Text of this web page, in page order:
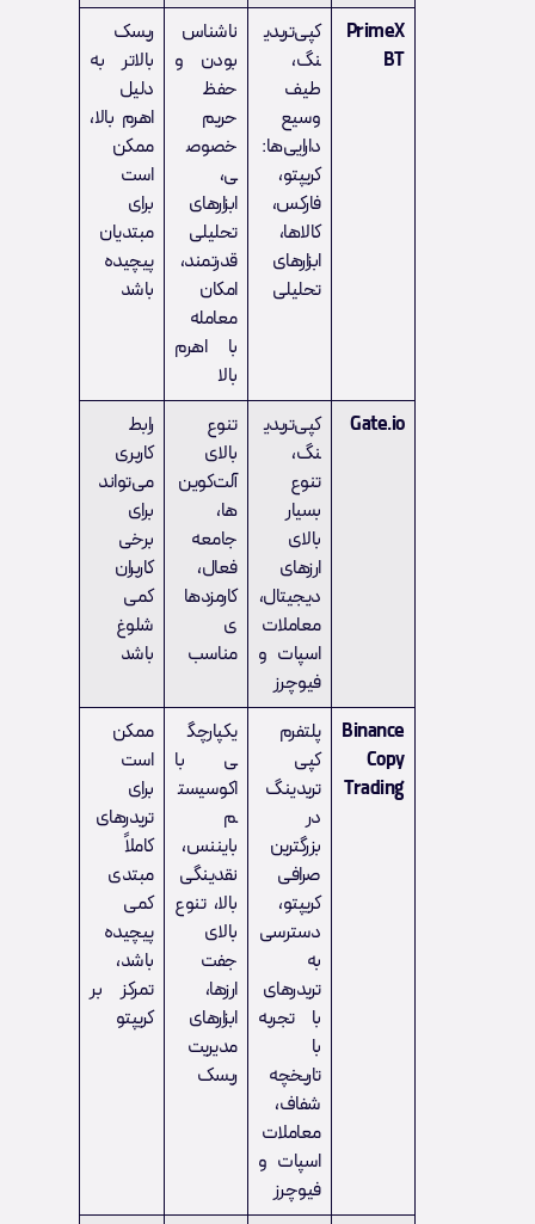
PrimeX
BT
کپی‌تریدی
نگ،
طیف
وسیع
دارایی‌ها:
کریپتو،
فارکس،
کالاها،
ابزارهای
تحلیلی
ناشناس
بودن و
حفظ
حریم
خصوص
ی،
ابزارهای
تحلیلی
قدرتمند،
امکان
معامله
با اهرم
بالا
ریسک
بالاتر به
دلیل
اهرم بالا،
ممکن
است
برای
مبتدیان
پیچیده
باشد
Gate.io
کپی‌تریدی
نگ،
تنوع
بسیار
بالای
ارزهای
دیجیتال،
معاملات
اسپات و
فیوچرز
تنوع
بالای
آلت‌کوین‌
ها،
جامعه
فعال،
کارمزدها
ی
مناسب
رابط
کاربری
می‌تواند
برای
برخی
کاربران
کمی
شلوغ
باشد
Binance
Copy
Trading
پلتفرم
کپی
تریدینگ
در
بزرگترین
صرافی
کریپتو،
دسترسی
به
تریدرهای
با تجربه
با
تاریخچه
شفاف،
معاملات
اسپات و
فیوچرز
یکپارچگ
ی با
اکوسیست
م
بایننس،
نقدینگی
بالا، تنوع
بالای
جفت
ارزها،
ابزارهای
مدیریت
ریسک
ممکن
است
برای
تریدرهای
کاملاً
مبتدی
کمی
پیچیده
باشد،
تمرکز بر
کریپتو